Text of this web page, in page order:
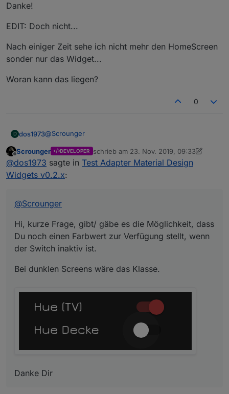
Danke!
EDIT: Doch nicht...
Nach einiger Zeit sehe ich nicht mehr den HomeScreen
sonder nur das Widget...
Woran kann das liegen?
0
D dos1973@Scrounger
Hi, kurze Frage, gibt/ gäbe es die Möglichkeit, dass
Du noch einen Farbwert zur Verfügung stellt, wenn
der Switch inaktiv ist.
Bei dunklen Screens wäre das Klasse.
Offline
Scrounger DEVELOPER schrieb am 23. Nov. 2019, 09:33
zuletzt editiert von Scrounger
@dos1973 sagte in Test Adapter Material Design
Widgets v0.2.x:
@Scrounger
Hi, kurze Frage, gibt/ gäbe es die Möglichkeit, dass
Du noch einen Farbwert zur Verfügung stellt, wenn
der Switch inaktiv ist.
Bei dunklen Screens wäre das Klasse.
Danke Dir